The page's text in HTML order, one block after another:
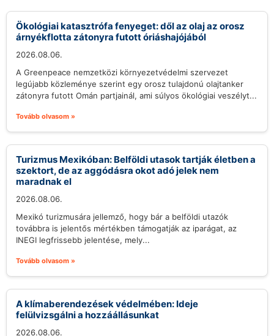
Ökológiai katasztrófa fenyeget: dől az olaj az orosz
árnyékflotta zátonyra futott óriáshajójából
2026.08.06.
A Greenpeace nemzetközi környezetvédelmi szervezet
legújabb közleménye szerint egy orosz tulajdonú olajtanker
zátonyra futott Omán partjainál, ami súlyos ökológiai veszélyt...
Tovább olvasom »
Turizmus Mexikóban: Belföldi utasok tartják életben a
szektort, de az aggódásra okot adó jelek nem
maradnak el
2026.08.06.
Mexikó turizmusára jellemző, hogy bár a belföldi utazók
továbbra is jelentős mértékben támogatják az iparágat, az
INEGI legfrissebb jelentése, mely...
Tovább olvasom »
A klímaberendezések védelmében: Ideje
felülvizsgálni a hozzáállásunkat
2026.08.06.